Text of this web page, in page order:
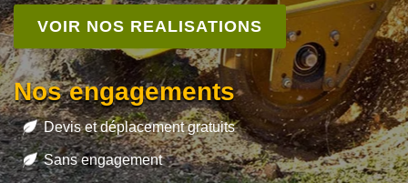
VOIR NOS REALISATIONS
Nos engagements
Devis et déplacement gratuits
Sans engagement